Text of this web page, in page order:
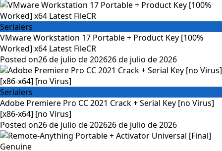
Serialers
VMware Workstation 17 Portable + Product Key [100%
Worked] x64 Latest FileCR
Posted on26 de julio de 202626 de julio de 2026
Serialers
Adobe Premiere Pro CC 2021 Crack + Serial Key [no Virus]
[x86-x64] [no Virus]
Posted on26 de julio de 202626 de julio de 2026